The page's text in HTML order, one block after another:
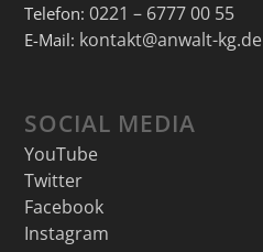
Telefon: 0221 – 6777 00 55
E-Mail: kontakt@anwalt-kg.de
SOCIAL MEDIA
YouTube
Twitter
Facebook
Instagram